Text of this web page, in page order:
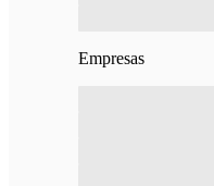
Empresas